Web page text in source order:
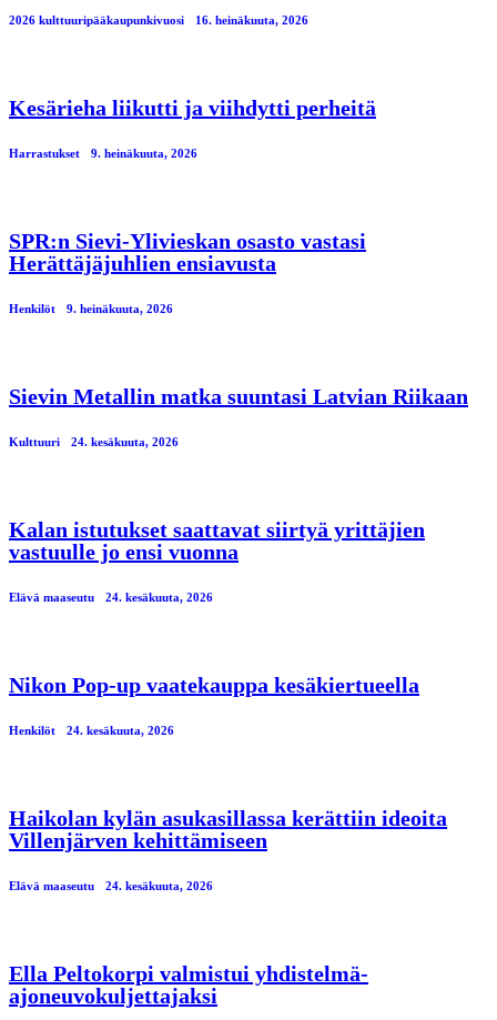
2026 kulttuuripääkaupunkivuosi 16. heinäkuuta, 2026
Kesärieha liikutti ja viihdytti perheitä
Harrastukset 9. heinäkuuta, 2026
SPR:n Sievi-Ylivieskan osasto vastasi
Herättäjäjuhlien ensiavusta
Henkilöt 9. heinäkuuta, 2026
Sievin Metallin matka suuntasi Latvian Riikaan
Kulttuuri 24. kesäkuuta, 2026
Kalan istutukset saattavat siirtyä yrittäjien
vastuulle jo ensi vuonna
Elävä maaseutu 24. kesäkuuta, 2026
Nikon Pop-up vaatekauppa kesäkiertueella
Henkilöt 24. kesäkuuta, 2026
Haikolan kylän asukasillassa kerättiin ideoita
Villenjärven kehittämiseen
Elävä maaseutu 24. kesäkuuta, 2026
Ella Peltokorpi valmistui yhdistelmä-
ajoneuvokuljettajaksi